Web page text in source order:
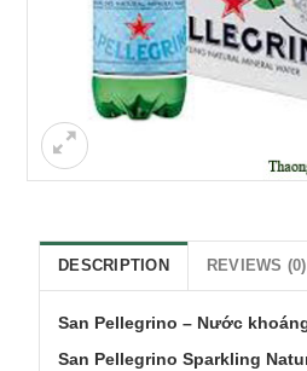
DESCRIPTION REVIEWS (0)
San Pellegrino – Nước
San Pellegrino Sparkling